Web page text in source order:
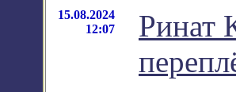
15.08.2024
12:07
Ринат